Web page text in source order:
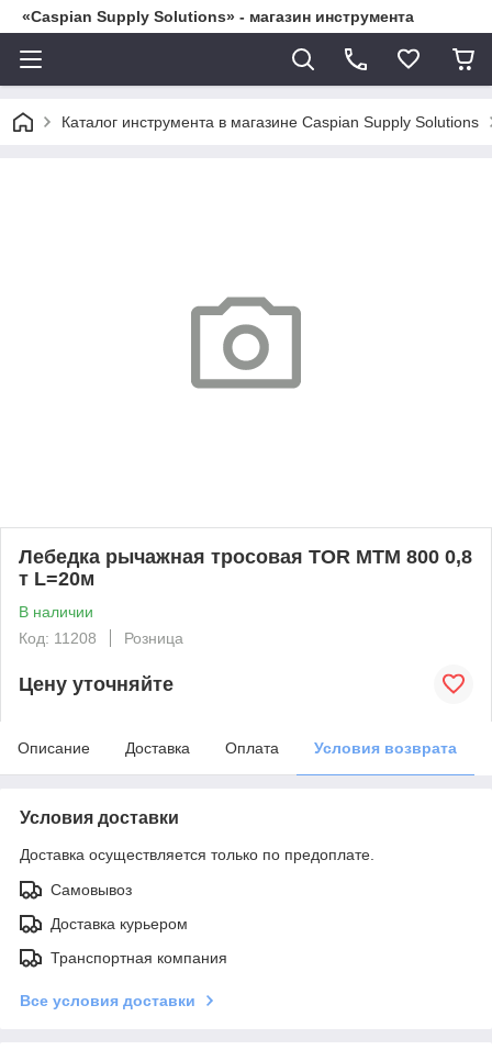
«Caspian Supply Solutions» - магазин инструмента
Каталог инструмента в магазине Caspian Supply Solutions
Лебедка рычажная тросовая TOR МТМ 800 0,8
т L=20м
В наличии
Код: 11208
Розница
Цену уточняйте
Описание Доставка Оплата Условия возврата
Условия доставки
Доставка осуществляется только по предоплате.
Самовывоз
Доставка курьером
Транспортная компания
Все условия доставки